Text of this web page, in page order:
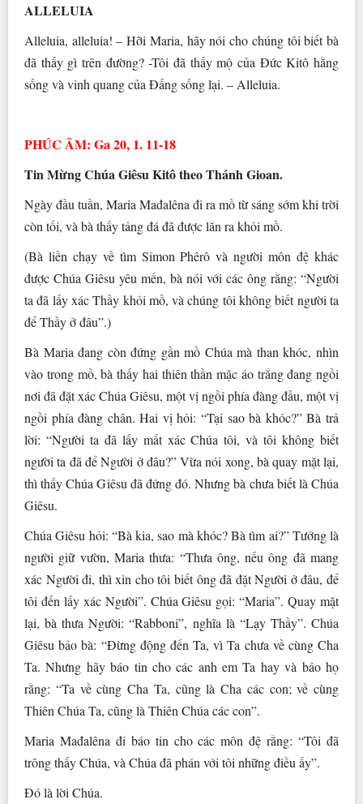
ALLELUIA
Alleluia, alleluia! – Hỡi Maria, hãy nói cho chúng tôi biết bà
đã thấy gì trên đường? -Tôi đã thấy mộ của Ðức Kitô hằng
sống và vinh quang của Ðấng sống lại. – Alleluia.
PHÚC ÂM: Ga 20, 1. 11-18
Tin Mừng Chúa Giêsu Kitô theo Thánh Gioan.
Ngày đầu tuần, Maria Mađalêna đi ra mồ từ sáng sớm khi trời
còn tối, và bà thấy tảng đá đã được lăn ra khỏi mồ.
(Bà liền chạy về tìm Simon Phêrô và người môn đệ khác
được Chúa Giêsu yêu mến, bà nói với các ông rằng: “Người
ta đã lấy xác Thầy khỏi mồ, và chúng tôi không biết người ta
để Thầy ở đâu”.)
Bà Maria đang còn đứng gần mồ Chúa mà than khóc, nhìn
vào trong mồ, bà thấy hai thiên thần mặc áo trắng đang ngồi
nơi đã đặt xác Chúa Giêsu, một vị ngồi phía đàng đầu, một vị
ngồi phía đàng chân. Hai vị hỏi: “Tại sao bà khóc?” Bà trả
lời: “Người ta đã lấy mất xác Chúa tôi, và tôi không biết
người ta đã để Người ở đâu?” Vừa nói xong, bà quay mặt lại,
thì thấy Chúa Giêsu đã đứng đó. Nhưng bà chưa biết là Chúa
Giêsu.
Chúa Giêsu hỏi: “Bà kia, sao mà khóc? Bà tìm ai?” Tưởng là
người giữ vườn, Maria thưa: “Thưa ông, nếu ông đã mang
xác Người đi, thì xin cho tôi biết ông đã đặt Người ở đâu, để
tôi đến lấy xác Người”. Chúa Giêsu gọi: “Maria”. Quay mặt
lại, bà thưa Người: “Rabboni”, nghĩa là “Lạy Thầy”. Chúa
Giêsu bảo bà: “Ðừng động đến Ta, vì Ta chưa về cùng Cha
Ta. Nhưng hãy báo tin cho các anh em Ta hay và bảo họ
rằng: “Ta về cùng Cha Ta, cũng là Cha các con; về cùng
Thiên Chúa Ta, cũng là Thiên Chúa các con”.
Maria Mađalêna đi báo tin cho các môn đệ rằng: “Tôi đã
trông thấy Chúa, và Chúa đã phán với tôi những điều ấy”.
Ðó là lời Chúa.